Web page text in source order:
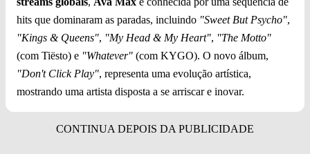
hits que dominaram as paradas, incluindo "Sweet But Psycho",
"Kings & Queens", "My Head & My Heart", "The Motto"
(com Tiësto) e "Whatever" (com KYGO). O novo álbum,
"Don't Click Play", representa uma evolução artística,
mostrando uma artista disposta a se arriscar e inovar.